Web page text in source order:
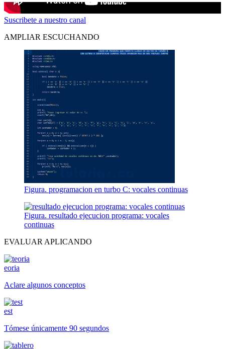
Suscribete a nuestro canal
AMPLIAR ESCUCHANDO
Figura. programacion en turbo C: vocales continuas
Figura. resultado ejecucion programa: vocales
continuas
EVALUAR APLICANDO
eoria
Aclare algunos conceptos
est
Tómese únicamente 90 segundos